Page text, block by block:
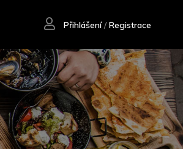
Přihlášení/Registrace